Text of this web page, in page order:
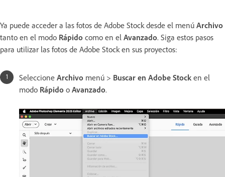
Ya puede acceder a las fotos de Adobe Stock desde el menú Archivo
tanto en el modo Rápido como en el Avanzado. Siga estos pasos
para utilizar las fotos de Adobe Stock en sus proyectos:
Seleccione Archivo menú > Buscar en Adobe Stock en el
modo Rápido o Avanzado.